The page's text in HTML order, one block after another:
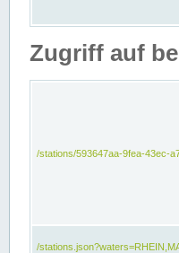
Zugriff auf
/stations/593647aa-9fea-43ec-
/